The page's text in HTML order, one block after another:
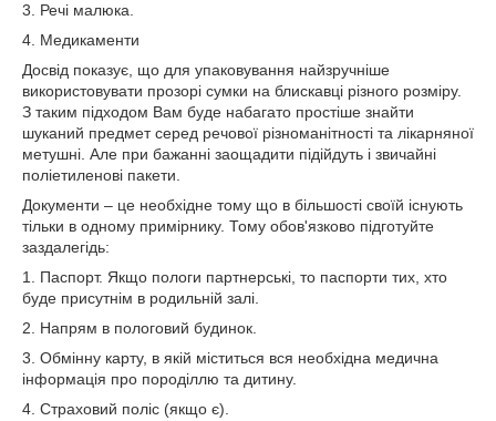
3. Речі малюка.
4. Медикаменти
Досвід показує, що для упаковування найзручніше
використовувати прозорі сумки на блискавці різного розміру.
З таким підходом Вам буде набагато простіше знайти
шуканий предмет серед речової різноманітності та лікарняної
метушні. Але при бажанні заощадити підійдуть і звичайні
поліетиленові пакети.
Документи – це необхідне тому що в більшості своїй існують
тільки в одному примірнику. Тому обов'язково підготуйте
заздалегідь:
1. Паспорт. Якщо пологи партнерські, то паспорти тих, хто
буде присутнім в родильній залі.
2. Напрям в пологовий будинок.
3. Обмінну карту, в якій міститься вся необхідна медична
інформація про породіллю та дитину.
4. Страховий поліс (якщо є).